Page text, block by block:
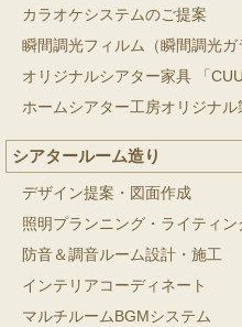
カラオケシステムのご提案
瞬間調光フィルム（瞬間調光ガ
オリジナルシアター家具 「
ホームシアター工房オリジナル
シアタールーム造り
デザイン提案・図面作成
照明プランニング・ライティン
防音＆調音ルーム設計・施工
インテリアコーディネート
マルチルームBGMシステム